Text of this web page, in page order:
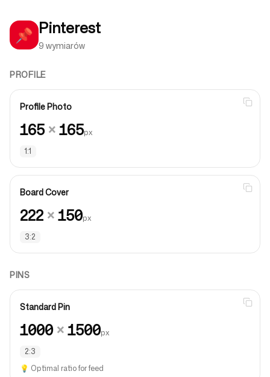
📌 Pinterest
9 wymiarów
PROFILE
Profile Photo
165×165px
1:1
Board Cover
222 ×150px
3:2
PINS
Standard Pin
1000×1500px
2:3
💡 Optimal ratio for feed